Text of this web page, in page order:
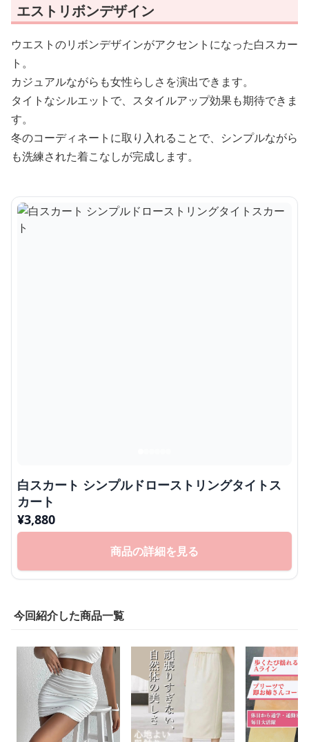
エストリボンデザイン
ウエストのリボンデザインがアクセントになった白スカー
ト。
カジュアルながらも女性らしさを演出できます。
タイトなシルエットで、スタイルアップ効果も期待できま
す。
冬のコーディネートに取り入れることで、シンプルながら
も洗練された着こなしが完成します。
白スカート シンプルドローストリングタイトス
カート
¥3,880
商品の詳細を見る
今回紹介した商品一覧